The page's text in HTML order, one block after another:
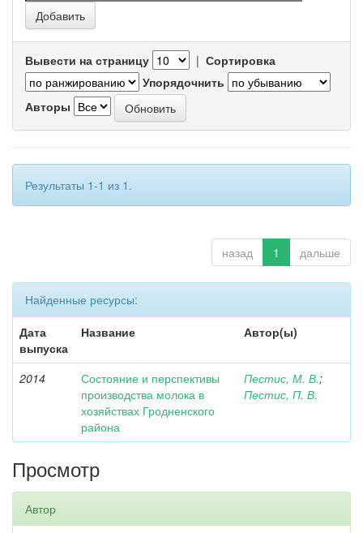
Вывести на страницу | Сортировка
Упорядочнить
Авторы
Результаты 1-1 из 1.
назад 1 дальше
Найденные ресурсы:
Дата
выпуска
Название Автор(ы)
2014
Состояние и перспективы
производства молока в
хозяйствах Гродненского
района
Пестис, М. В.;
Пестис, П. В.
Просмотр
Автор